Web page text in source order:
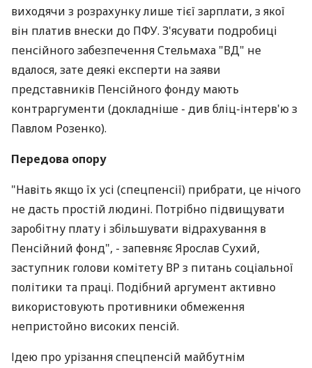
виходячи з розрахунку лише тієї зарплати, з якої
він платив внески до ПФУ. З'ясувати подробиці
пенсійного забезпечення Стельмаха "ВД" не
вдалося, зате деякі експерти на заяви
представників Пенсійного фонду мають
контраргументи (докладніше - див бліц-інтерв'ю з
Павлом Розенко).
Передова опору
"Навіть якщо їх усі (спецпенсії) прибрати, це нічого
не дасть простій людині. Потрібно підвищувати
заробітну плату і збільшувати відрахування в
Пенсійний фонд", - запевняє Ярослав Сухий,
заступник голови комітету ВР з питань соціальної
політики та праці. Подібний аргумент активно
використовують противники обмеження
непристойно високих пенсій.
Ідею про урізання спецпенсій майбутнім